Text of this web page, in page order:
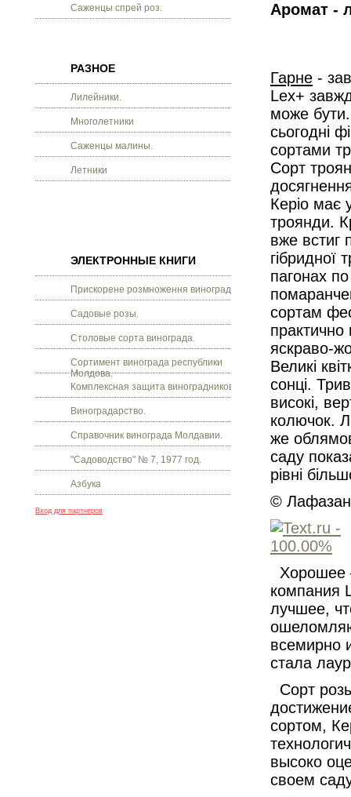
Саженцы спрей роз.
РАЗНОЕ
Лилейники.
Многолетники
Саженцы малины.
Летники
ЭЛЕКТРОННЫЕ КНИГИ
Прискорене розмноження винограду.
Садовые розы.
Столовые сорта винограда.
Сортимент винограда республики
Молдова.
Комплексная защита виноградников.
Виноградарство.
Справочник винограда Молдавии.
"Садоводство" № 7, 1977 год.
Азбука
Вход для партнеров
Аромат -
Гарне -
Lex+
може бути.
сьогодні
сортами
Сорт
Керіо має
троянди.
вже встиг
гібридної
пагонах
сортам
практично
яскраво-
Великі
сонці.
високі,
колючок.
же
саду
рівні
©
Хорошее
компания
лучшее,
всемирно
стала
Сорт
сортом,
высоко
своем